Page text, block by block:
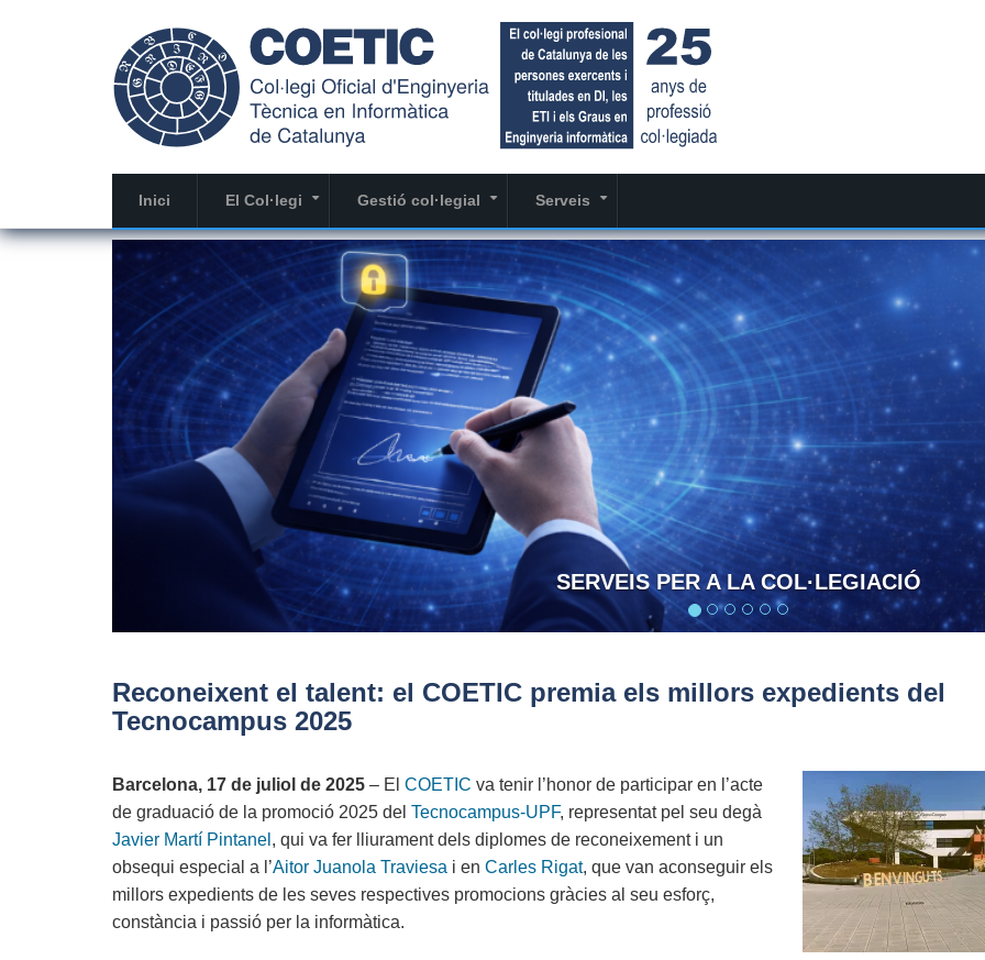
Inici El Col·legi Gestió col·legial Serveis
CONFIANÇA I RESPONSABILITAT
Reconeixent el talent: el COETIC premia els millors expedients del
Tecnocampus 2025
Barcelona, 17 de juliol de 2025 – El COETIC va tenir l’honor de participar en l’acte
de graduació de la promoció 2025 del Tecnocampus-UPF, representat pel seu degà
Javier Martí Pintanel , qui va fer lliurament dels diplomes de reconeixement i un
obsequi especial a l’Aitor Juanola Traviesa i en Carles Rigat, que van aconseguir els
millors expedients de les seves respectives promocions gràcies al seu esforç,
constància i passió per la informàtica.